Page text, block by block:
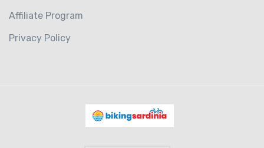
Affiliate Program
Privacy Policy